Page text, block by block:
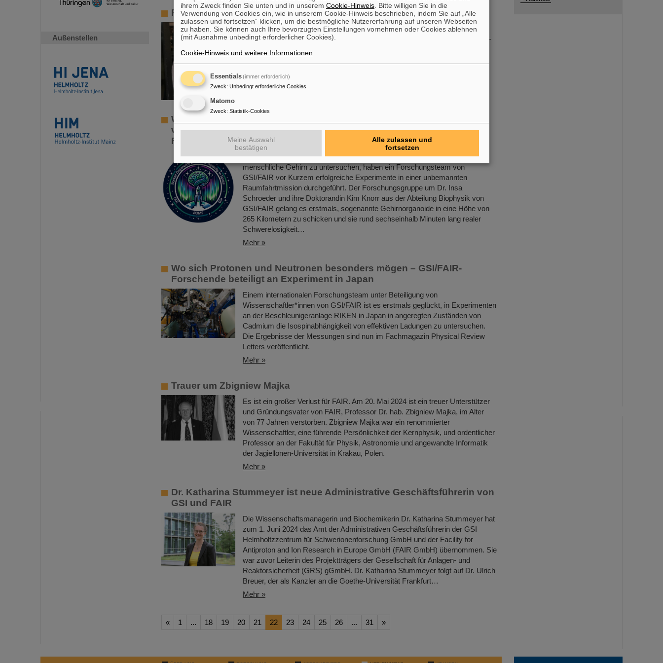
Außenstellen
PANDA-PhD-Preis für Dr. Anna Alicke
Der PANDA-PhD-Preis 2023 wurde an Anna Alicke (FZ Jülich/Deutschland)
vergeben. In ihrer Dissertation untersuchte sie die Hyperonenproduktion und -
reaktionen innerhalb des PANDA-Detektors, der am Beschleunigerzentrum
Mehr »
Wie verhält sich das Gehirn im Weltraum? – Erfolgreiche Experimente
von GSI/FAIR-Wissenschaftler*innen auf unbemanntem DLR-
Forschungsraketenflug MAPHEUS-14
Um den Einfluss von Schwerelosigkeit und Weltraumstrahlung auf das
menschliche Gehirn zu untersuchen, haben ein Forschungsteam von
GSI/FAIR vor Kurzem erfolgreiche Experimente in einer unbemannten
Raumfahrtmission durchgeführt. Der Forschungsgruppe um Dr. Insa
Schroeder und ihre Doktorandin Kim Knorr aus der Abteilung Biophysik von
GSI/FAIR gelang es erstmals, sogenannte Gehirnorganoide in eine Höhe von
265 Kilometern zu schicken und sie rund sechseinhalb Minuten lang realer
Schwerelosigkeit…
Mehr »
Wo sich Protonen und Neutronen besonders mögen – GSI/FAIR-
Forschende beteiligt an Experiment in Japan
Einem internationalen Forschungsteam unter Beteiligung von
Wissenschaftler*innen von GSI/FAIR ist es erstmals geglückt, in Experimenten
an der Beschleunigeranlage RIKEN in Japan in angeregten Zuständen von
Cadmium die Isospinabhängigkeit von effektiven Ladungen zu untersuchen.
Die Ergebnisse der Messungen sind nun im Fachmagazin Physical Review
Letters veröffentlicht.
Mehr »
Trauer um Zbigniew Majka
Es ist ein großer Verlust für FAIR. Am 20. Mai 2024 ist ein treuer Unterstützer
und Gründungsvater von FAIR, Professor Dr. hab. Zbigniew Majka, im Alter
von 77 Jahren verstorben. Zbigniew Majka war ein renommierter
Wissenschaftler, eine führende Persönlichkeit der Kernphysik, und ordentlicher
Professor an der Fakultät für Physik, Astronomie und angewandte Informatik
der Jagiellonen-Universität in Krakau, Polen.
Mehr »
Dr. Katharina Stummeyer ist neue Administrative Geschäftsführerin von
GSI und FAIR
Die Wissenschaftsmanagerin und Biochemikerin Dr. Katharina Stummeyer hat
zum 1. Juni 2024 das Amt der Administrativen Geschäftsführerin der GSI
Helmholtzzentrum für Schwerionenforschung GmbH und der Facility for
Antiproton and Ion Research in Europe GmbH (FAIR GmbH) übernommen. Sie
war zuvor Leiterin des Projektträgers der Gesellschaft für Anlagen- und
Reaktorsicherheit (GRS) gGmbH. Dr. Katharina Stummeyer folgt auf Dr. Ulrich
Breuer, der als Kanzler an die Goethe-Universität Frankfurt…
Mehr »
« 1 ... 18 19 20 21 22 23 24 25 26 ... 31 »
ihrem Zweck finden Sie unten und in unserem Cookie-Hinweis . Bitte willigen Sie in die
Verwendung von Cookies ein, wie in unserem Cookie-Hinweis beschrieben, indem Sie auf „Alle
zulassen und fortsetzen“ klicken, um die bestmögliche Nutzererfahrung auf unseren Webseiten
zu haben. Sie können auch Ihre bevorzugten Einstellungen vornehmen oder Cookies ablehnen
(mit Ausnahme unbedingt erforderlicher Cookies).
Cookie-Hinweis und weitere Informationen
Essentials(immer erforderlich)
Zweck: Unbedingt erforderliche Cookies
Matomo
Zweck: Statistik-Cookies
Meine Auswahl
bestätigen
Alle zulassen und
fortsetzen